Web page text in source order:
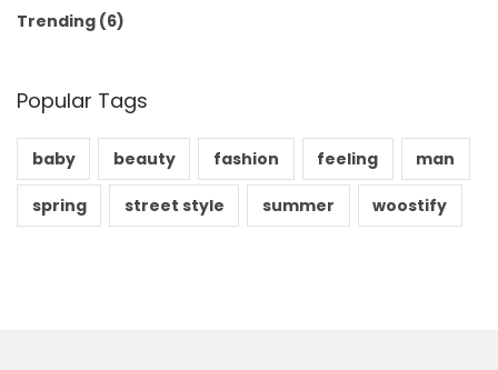
Trending (6)
Popular Tags
baby beauty fashion feeling man
spring street style summer woostify